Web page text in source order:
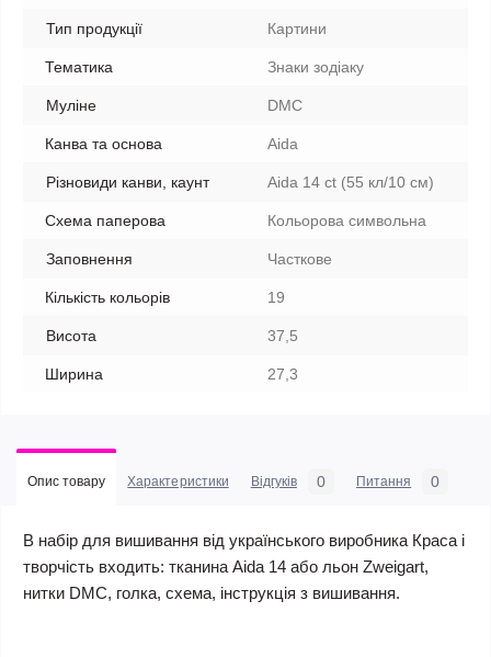
Тип продукції Картини
Тематика Знаки зодіаку
Муліне DMC
Канва та основа Aida
Різновиди канви, каунт Aida 14 ct (55 кл/10 см)
Схема паперова Кольорова символьна
Заповнення Часткове
Кількість кольорів 19
Висота 37,5
Ширина 27,3
Опис товару Характеристики Відгуків 0 Питання 0
В набір для вишивання від українського виробника Краса і
творчість входить: тканина Aida 14 або льон Zweigart,
нитки DMC, голка, схема, інструкція з вишивання.